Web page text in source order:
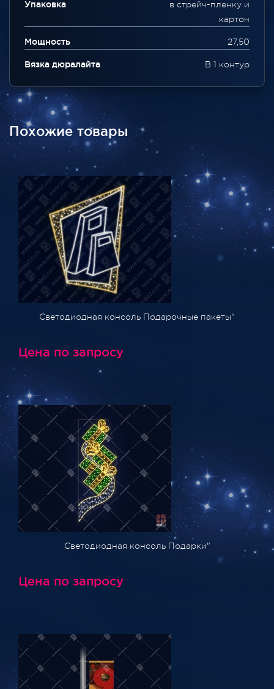
Упаковка
в стрейч-пленку и
картон
Мощность 27,50
Вязка дюралайта В 1 контур
Похожие товары
Светодиодная консоль Подарочные пакеты"
Цена по запросу
Светодиодная консоль Подарки"
Цена по запросу